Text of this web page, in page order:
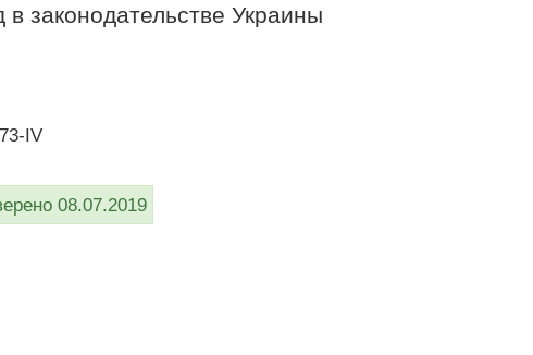
в законодательстве Украины
IV
08.07.2019